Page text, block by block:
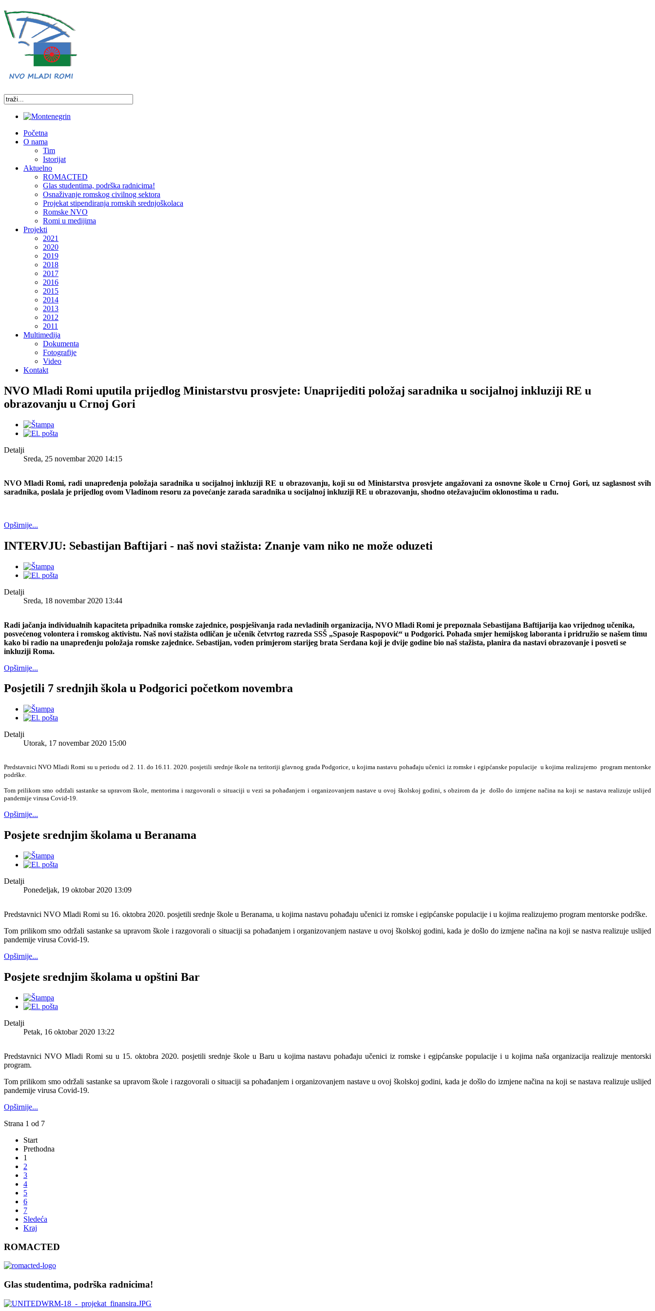
Početna
O nama
Tim
Istorijat
Aktuelno
ROMACTED
Glas studentima, podrška radnicima!
Osnaživanje romskog civilnog sektora
Projekat stipendiranja romskih srednjoškolaca
Romske NVO
Romi u medijima
Projekti
2021
2020
2019
2018
2017
2016
2015
2014
2013
2012
2011
Multimedija
Dokumenta
Fotografije
Video
Kontakt
NVO Mladi Romi uputila prijedlog Ministarstvu prosvjete: Unaprijediti položaj saradnika u socijalnoj inkluziji RE u
obrazovanju u Crnoj Gori
Detalji
Sreda, 25 novembar 2020 14:15
NVO Mladi Romi, radi unapređenja položaja saradnika u socijalnoj inkluziji RE u obrazovanju, koji su od Ministarstva prosvjete angažovani za osnovne škole u Crnoj Gori, uz saglasnost svih
saradnika, poslala je prijedlog ovom Vladinom resoru za povećanje zarada saradnika u socijalnoj inkluziji RE u obrazovanju, shodno otežavajućim oklonostima u radu.
Opširnije...
INTERVJU: Sebastijan Baftijari - naš novi stažista: Znanje vam niko ne može oduzeti
Detalji
Sreda, 18 novembar 2020 13:44
Radi jačanja individualnih kapaciteta pripadnika romske zajednice, pospješivanja rada nevladinih organizacija, NVO Mladi Romi je prepoznala Sebastijana Baftijarija kao vrijednog učenika,
posvećenog volontera i romskog aktivistu. Naš novi stažista odličan je učenik četvrtog razreda SSŠ „Spasoje Raspopović“ u Podgorici. Pohađa smjer hemijskog laboranta i pridružio se našem timu
kako bi radio na unapređenju položaja romske zajednice. Sebastijan, vođen primjerom starijeg brata Serđana koji je dvije godine bio naš stažista, planira da nastavi obrazovanje i posveti se
inkluziji Roma.
Opširnije...
Posjetili 7 srednjih škola u Podgorici početkom novembra
Detalji
Utorak, 17 novembar 2020 15:00
Predstavnici NVO Mladi Romi su u periodu od 2. 11. do 16.11. 2020. posjetili srednje škole na teritoriji glavnog grada Podgorice, u kojima nastavu pohađaju učenici iz romske i egipćanske populacije u kojima realizujemo program mentorske
podrške.
Tom prilikom smo održali sastanke sa upravom škole, mentorima i razgovorali o situaciji u vezi sa pohađanjem i organizovanjem nastave u ovoj školskoj godini, s obzirom da je došlo do izmjene načina na koji se nastava realizuje uslijed
pandemije virusa Covid-19.
Opširnije...
Posjete srednjim školama u Beranama
Detalji
Ponedeljak, 19 oktobar 2020 13:09
Predstavnici NVO Mladi Romi su 16. oktobra 2020. posjetili srednje škole u Beranama, u kojima nastavu pohađaju učenici iz romske i egipćanske populacije i u kojima realizujemo program mentorske podrške.
Tom prilikom smo održali sastanke sa upravom škole i razgovorali o situaciji sa pohađanjem i organizovanjem nastave u ovoj školskoj godini, kada je došlo do izmjene načina na koji se nastva realizuje uslijed
pandemije virusa Covid-19.
Opširnije...
Posjete srednjim školama u opštini Bar
Detalji
Petak, 16 oktobar 2020 13:22
Predstavnici NVO Mladi Romi su u 15. oktobra 2020. posjetili srednje škole u Baru u kojima nastavu pohađaju učenici iz romske i egipćanske populacije i u kojima naša organizacija realizuje mentorski
program.
Tom prilikom smo održali sastanke sa upravom škole i razgovorali o situaciji sa pohađanjem i organizovanjem nastave u ovoj školskoj godini, kada je došlo do izmjene načina na koji se nastava realizuje uslijed
pandemije virusa Covid-19.
Opširnije...
Strana 1 od 7
Start
Prethodna
1
2
3
4
5
6
7
Sledeća
Kraj
ROMACTED
Glas studentima, podrška radnicima!